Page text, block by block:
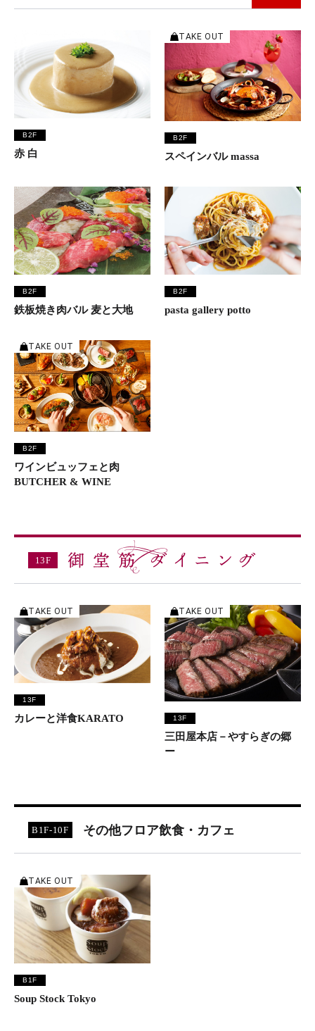
B2F
赤 白
B2F
スペインバル massa
B2F
鉄板焼き肉バル 麦と大地
B2F
pasta gallery potto
B2F
ワインビュッフェと肉
BUTCHER & WINE
13F
13F
カレーと洋食KARATO 13F
三田屋本店－やすらぎの郷
ー
B1F-10F その他フロア飲食・カフェ
B1F
Soup Stock Tokyo